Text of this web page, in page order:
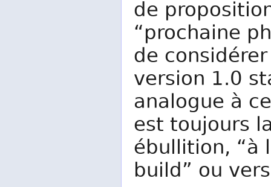
de
“prochaine
de
version 1.0
analogue à
est toujours
ébullition, “à
build” ou